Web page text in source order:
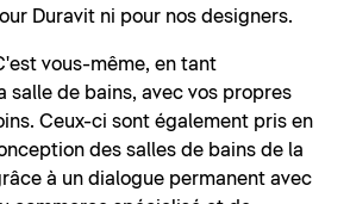
Duravit ni pour nos designers.
vous-même, en tant
salle de bains, avec vos propres
Ceux-ci sont également pris en
des salles de bains de la
à un dialogue permanent avec